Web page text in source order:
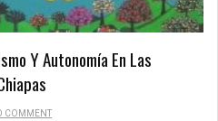
Y Autonomía En Las
COMMENT